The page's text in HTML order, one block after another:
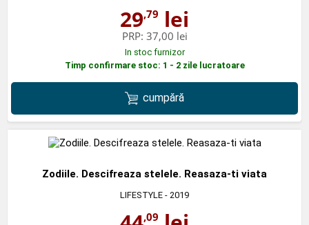
29,79 lei
PRP: 37,00 lei
In stoc furnizor
Timp confirmare stoc: 1 - 2 zile lucratoare
cumpără
Zodiile. Descifreaza stelele. Reasaza-ti viata
LIFESTYLE - 2019
,09